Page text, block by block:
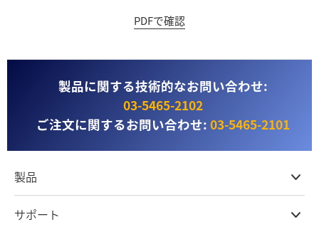
PDFで確認
製品に関する技術的なお問い合わせ:
03‑5465‑2102
ご注文に関するお問い合わせ: 03‑5465‑2101
製品
DaVinci Resolve & Fusionソフトウェア
サポート